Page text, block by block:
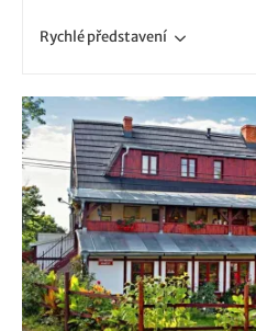
Rychlépředstavení